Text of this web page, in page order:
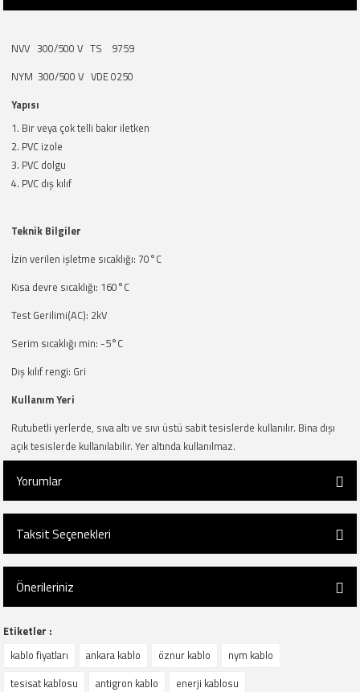
NVV 300/500 V TS 9759
NYM 300/500 V VDE 0250
Yapısı
Bir veya çok telli bakır iletken
PVC izole
PVC dolgu
PVC dış kılıf
Teknik Bilgiler
İzin verilen işletme sıcaklığı: 70°C
Kısa devre sıcaklığı: 160°C
Test Gerilimi(AC): 2kV
Serim sıcaklığı min: -5°C
Dış kılıf rengi: Gri
Kullanım Yeri
Rutubetli yerlerde, sıva altı ve sıvı üstü sabit tesislerde kullanılır. Bina dışı
açık tesislerde kullanılabilir. Yer altında kullanılmaz.
Yorumlar
Yorum Yaz
Taksit Seçenekleri
Önerileriniz
Bu ürünün fiyat bilgisi, resim, ürün açıklamalarında ve diğer konularda
yetersiz gördüğünüz noktaları öneri formunu kullanarak tarafımıza
iletebilirsiniz.
Etiketler :
kablo fiyatları
ankara kablo öznur kablo
nym kablo
tesisat kablosu
antigron kablo enerji kablosu